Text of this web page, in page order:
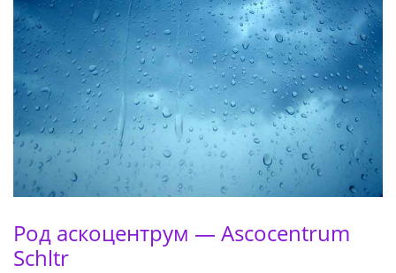
Род аскоцентрум — Ascocentrum
Schltr